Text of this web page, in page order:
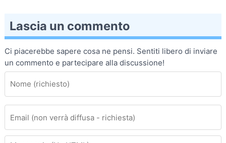
Lascia un commento
Ci piacerebbe sapere cosa ne pensi. Sentiti libero di inviare
un commento e partecipare alla discussione!